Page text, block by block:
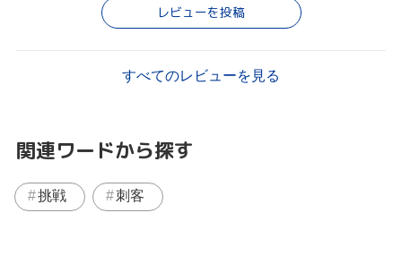
レビューを投稿
すべてのレビューを見る
関連ワードから探す
挑戦 刺客